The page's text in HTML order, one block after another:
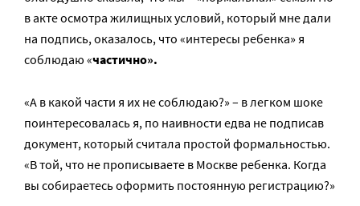
в акте осмотра жилищных условий, который мне дали
на подпись, оказалось, что «интересы ребенка» я
соблюдаю «частично».
«А в какой части я их не соблюдаю?» – в легком шоке
поинтересовалась я, по наивности едва не подписав
документ, который считала простой формальностью.
«В той, что не прописываете в Москве ребенка. Когда
вы собираетесь оформить постоянную регистрацию?»